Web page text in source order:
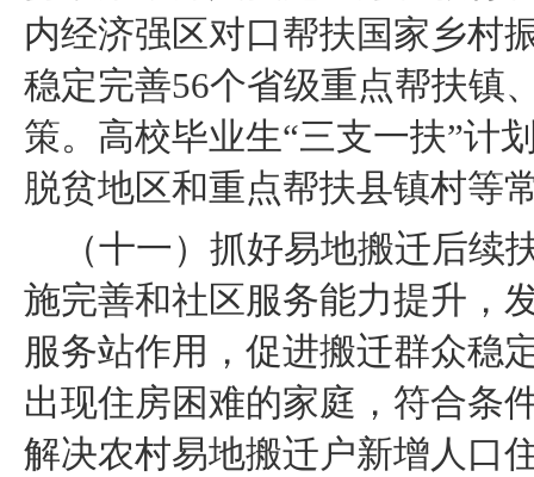
内经济强区对口帮扶国家乡村
稳定完善56个省级重点帮扶镇
策。高校毕业生“三支一扶”计
脱贫地区和重点帮扶县镇村等
（十一）抓好易地搬迁后
施完善和社区服务能力提升，
服务站作用，促进搬迁群众稳
出现住房困难的家庭，符合条
解决农村易地搬迁户新增人口